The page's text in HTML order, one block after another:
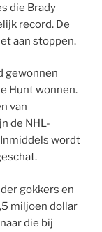
die Brady
record. De
aan stoppen.
gewonnen
Hunt wonnen.
van
de NHL-
wordt
gokkers en
miljoen dollar
die bij